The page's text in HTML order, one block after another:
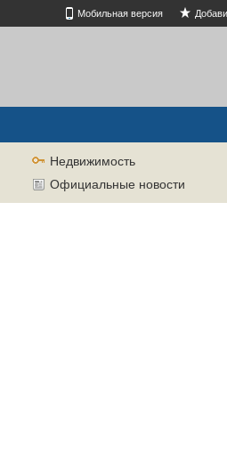
Мобильная версия
Недвижимость
Официальные новости